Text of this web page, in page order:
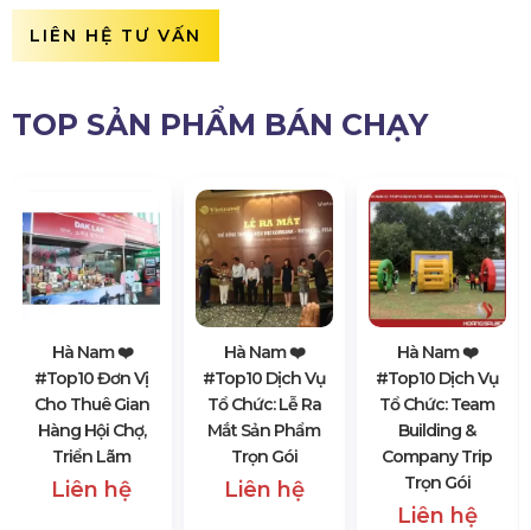
LIÊN HỆ TƯ VẤN
TOP SẢN PHẨM BÁN CHẠY
Hà Nam ❤️️
#top10 Đơn Vị
Cho Thuê Gian
Hàng Hội Chợ,
Triển Lãm
Liên hệ
Hà Nam ❤️️
#top10 Dịch Vụ
Tổ Chức: Lễ Ra
Mắt Sản Phẩm
Trọn Gói
Liên hệ
Hà Nam ❤️️
#top10 Dịch Vụ
Tổ Chức: Team
Building &
Company Trip
Trọn Gói
Liên hệ